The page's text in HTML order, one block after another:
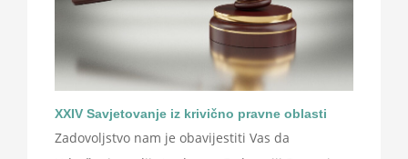
XXIV Savjetovanje iz krivično pravne oblasti
Zadovoljstvo nam je obavijestiti Vas da